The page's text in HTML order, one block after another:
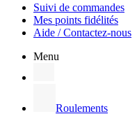
Suivi de commandes
Mes points fidélités
Aide / Contactez-nous
Menu
Roulements